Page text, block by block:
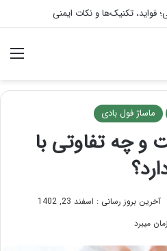
درمانی افسردگی را درمان کنید!
ماساژ فول بادی
چه تفاوتی با
آخرین بروز رسانی : اسفند 23, 1402